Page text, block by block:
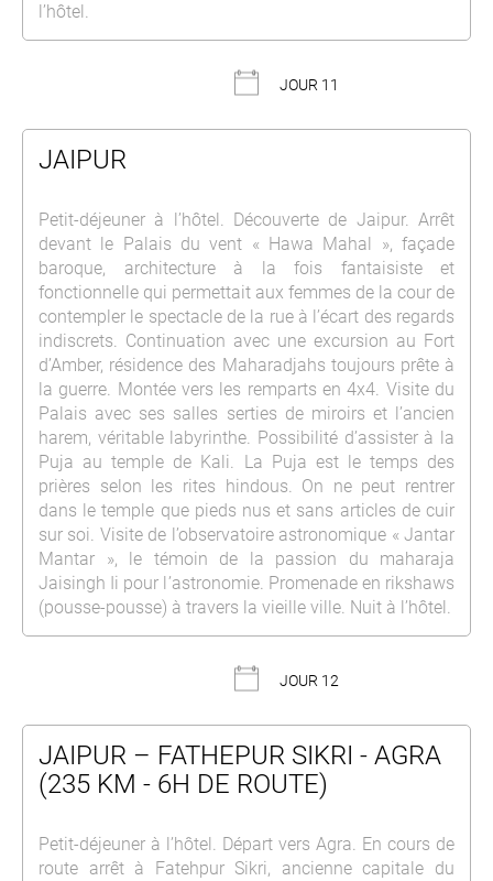
l’hôtel.
JOUR 11
JAIPUR
Petit-déjeuner à l’hôtel. Découverte de Jaipur. Arrêt
devant le Palais du vent « Hawa Mahal », façade
baroque, architecture à la fois fantaisiste et
fonctionnelle qui permettait aux femmes de la cour de
contempler le spectacle de la rue à l’écart des regards
indiscrets. Continuation avec une excursion au Fort
d’Amber, résidence des Maharadjahs toujours prête à
la guerre. Montée vers les remparts en 4x4. Visite du
Palais avec ses salles serties de miroirs et l’ancien
harem, véritable labyrinthe. Possibilité d’assister à la
Puja au temple de Kali. La Puja est le temps des
prières selon les rites hindous. On ne peut rentrer
dans le temple que pieds nus et sans articles de cuir
sur soi. Visite de l’observatoire astronomique « Jantar
Mantar », le témoin de la passion du maharaja
Jaisingh Ii pour l’astronomie. Promenade en rikshaws
(pousse-pousse) à travers la vieille ville. Nuit à l’hôtel.
JOUR 12
JAIPUR – FATHEPUR SIKRI - AGRA
(235 KM - 6H DE ROUTE)
Petit-déjeuner à l’hôtel. Départ vers Agra. En cours de
route arrêt à Fatehpur Sikri, ancienne capitale du